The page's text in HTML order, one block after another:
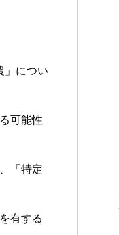
」につい
可能性
「特定
有する